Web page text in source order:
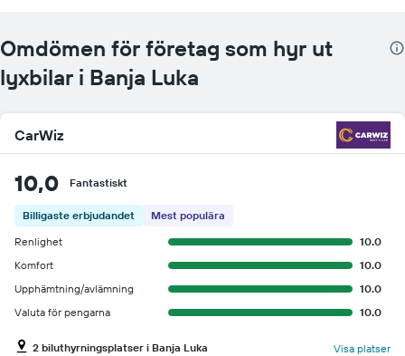
Omdömen för företag som hyr ut
lyxbilar i Banja Luka
CarWiz
10,0 Fantastiskt
Billigaste erbjudandet
Mest populära
Renlighet
10.0
Komfort
10.0
Upphämtning/avlämning
10.0
Valuta för pengarna
10.0
2 biluthyrningsplatser i Banja Luka Visa platser